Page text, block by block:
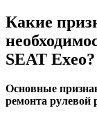
Какие
SEAT Exeo?
Основные
ремонта рулевой